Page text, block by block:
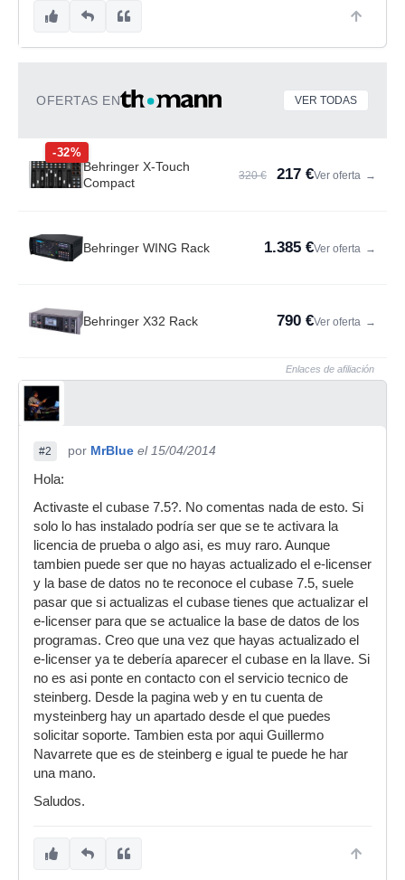
OFERTAS EN VER TODAS
-32%
Behringer X-Touch
Compact
320 € 217 €Ver oferta →
Behringer WING Rack 1.385 €Ver oferta →
Behringer X32 Rack 790 €Ver oferta →
Enlaces de afiliación
#2 por MrBlue el 15/04/2014
Hola:
Activaste el cubase 7.5?. No comentas nada de esto. Si
solo lo has instalado podría ser que se te activara la
licencia de prueba o algo asi, es muy raro. Aunque
tambien puede ser que no hayas actualizado el e-licenser
y la base de datos no te reconoce el cubase 7.5, suele
pasar que si actualizas el cubase tienes que actualizar el
e-licenser para que se actualice la base de datos de los
programas. Creo que una vez que hayas actualizado el
e-licenser ya te debería aparecer el cubase en la llave. Si
no es asi ponte en contacto con el servicio tecnico de
steinberg. Desde la pagina web y en tu cuenta de
mysteinberg hay un apartado desde el que puedes
solicitar soporte. Tambien esta por aqui Guillermo
Navarrete que es de steinberg e igual te puede he har
una mano.
Saludos.